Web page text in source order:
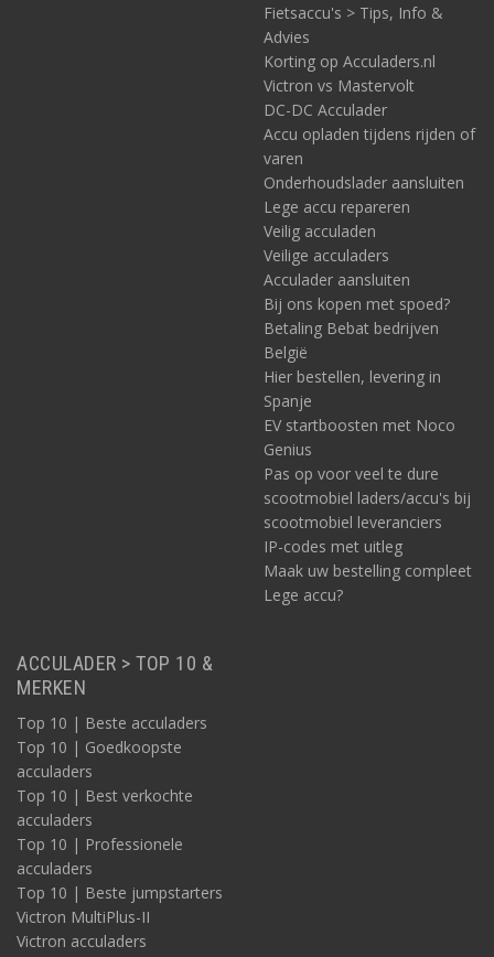
Fietsaccu's > Tips, Info &
Advies
Korting op Acculaders.nl
Victron vs Mastervolt
DC-DC Acculader
Accu opladen tijdens rijden of
varen
Onderhoudslader aansluiten
Lege accu repareren
Veilig acculaden
Veilige acculaders
Acculader aansluiten
Bij ons kopen met spoed?
Betaling Bebat bedrijven
België
Hier bestellen, levering in
Spanje
EV startboosten met Noco
Genius
Pas op voor veel te dure
scootmobiel laders/accu's bij
scootmobiel leveranciers
IP-codes met uitleg
Maak uw bestelling compleet
Lege accu?
ACCULADER > TOP 10 &
MERKEN
Top 10 | Beste acculaders
Top 10 | Goedkoopste
acculaders
Top 10 | Best verkochte
acculaders
Top 10 | Professionele
acculaders
Top 10 | Beste jumpstarters
Victron MultiPlus-II
Victron acculaders